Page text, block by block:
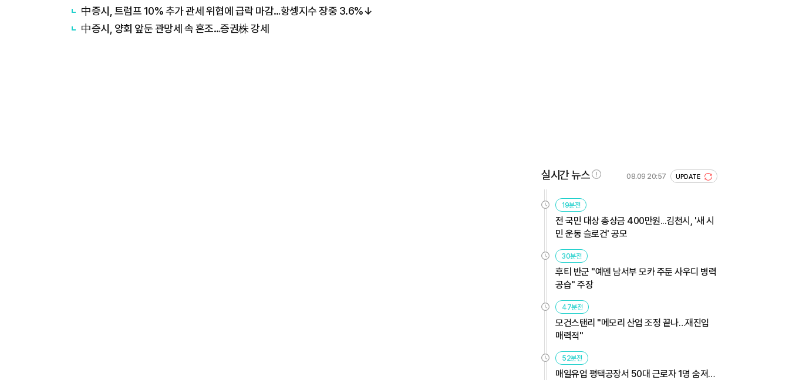
中증시, 트럼프 10% 추가 관세 위협에 급락 마감…항셍지수 장중 3.6%↓
中증시, 양회 앞둔 관망세 속 혼조…증권株 강세
실시간 뉴스 08.09 20:57 UPDATE
19분전
전 국민 대상 총상금 400만원...김천시, '새 시
민 운동 슬로건' 공모
30분전
후티 반군 "예멘 남서부 모카 주둔 사우디 병력
공습" 주장
47분전
모건스탠리 "메모리 산업 조정 끝나…재진입
매력적"
52분전
매일유업 평택공장서 50대 근로자 1명 숨져…